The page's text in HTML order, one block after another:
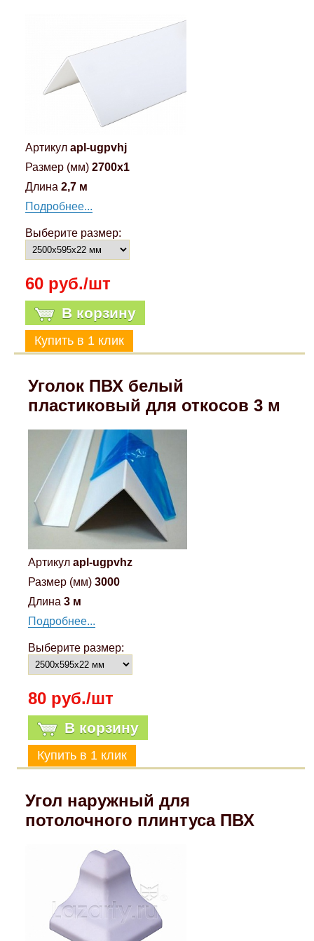
Артикул apl-ugpvhj
Размер (мм) 2700x1
Длина 2,7 м
Подробнее...
Выберите размер:
60 руб./шт
В корзину
Уголок ПВХ белый
пластиковый для откосов 3 м
Артикул apl-ugpvhz
Размер (мм) 3000
Длина 3 м
Подробнее...
Выберите размер:
80 руб./шт
В корзину
Угол наружный для
потолочного плинтуса ПВХ